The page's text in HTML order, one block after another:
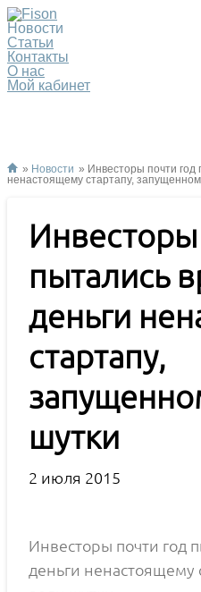
Новости
Статьи
Контакты
О нас
Мой кабинет
» Новости » Инвесторы почти год
ненастоящему стартапу,
Инвесторы
пытались
деньги
стартапу,
шутки
2 июля 2015
Инвесторы почти год
деньги ненастоящему